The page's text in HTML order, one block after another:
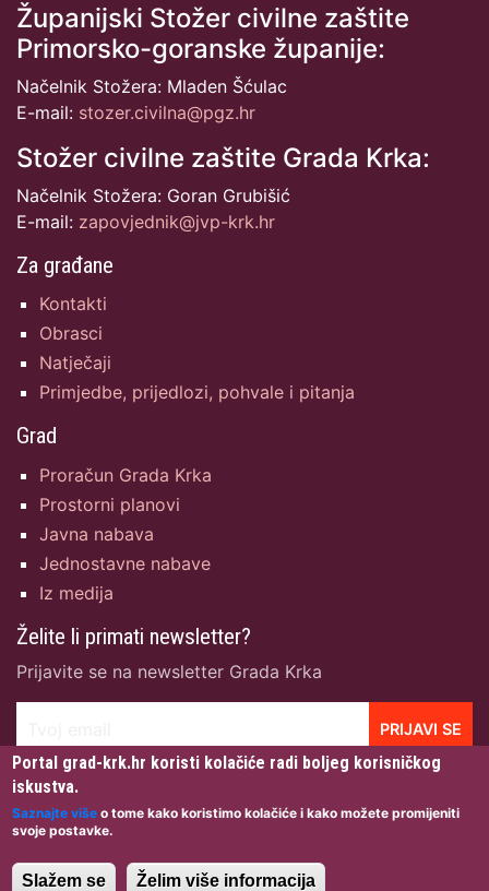
Županijski Stožer civilne zaštite
Primorsko-goranske županije:
Načelnik Stožera: Mladen Šćulac
E-mail: stozer.civilna@pgz.hr
Stožer civilne zaštite Grada Krka:
Načelnik Stožera: Goran Grubišić
E-mail: zapovjednik@jvp-krk.hr
Za građane
Kontakti
Obrasci
Natječaji
Primjedbe, prijedlozi, pohvale i pitanja
Grad
Proračun Grada Krka
Prostorni planovi
Javna nabava
Jednostavne nabave
Iz medija
Želite li primati newsletter?
Prijavite se na newsletter Grada Krka
PRIJAVI SE
Gržetić· Izrada & Hosting:NetCom d.o.o.
Portal grad-krk.hr koristi kolačiće radi boljeg korisničkog
iskustva.
Saznajte više o tome kako koristimo kolačiće i kako možete promijeniti
svoje postavke.
Slažem se Želim više informacija